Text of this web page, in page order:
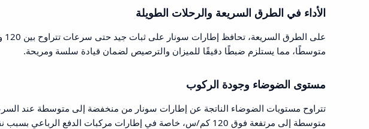
الأداء في الطرق السريعة والرحلات الطويلة
متوسطًا، مما يستلزم ضبطًا دقيقًا للميزان والترصيص لضمان قيادة سلسة ومريحة.
مستوى الضوضاء وجودة الركوب
متوسطة إلى مرتفعة فوق 120 كم/س، خاصة في إطارات مركبات الدفع